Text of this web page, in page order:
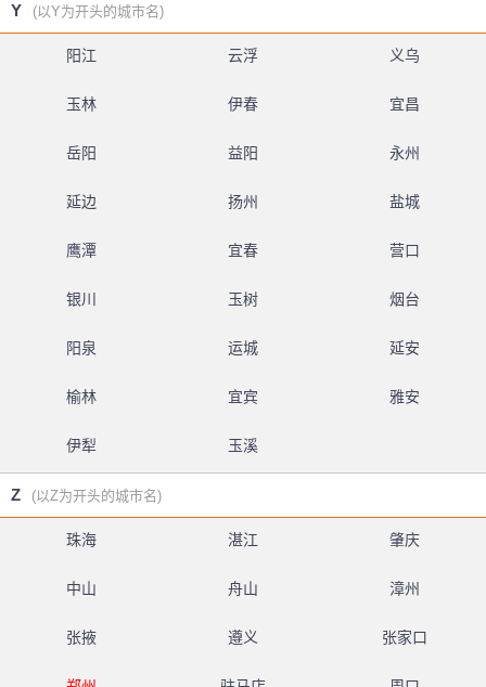
Y (以Y为开头的城市名)
阳江 云浮 义乌
玉林 伊春 宜昌
岳阳 益阳 永州
延边 扬州 盐城
鹰潭 宜春 营口
银川 玉树 烟台
阳泉 运城 延安
榆林 宜宾 雅安
伊犁 玉溪
Z (以Z为开头的城市名)
珠海 湛江 肇庆
中山 舟山 漳州
张掖 遵义 张家口